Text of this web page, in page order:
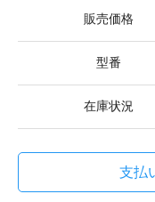
販売価格
型番
在庫状況
支払